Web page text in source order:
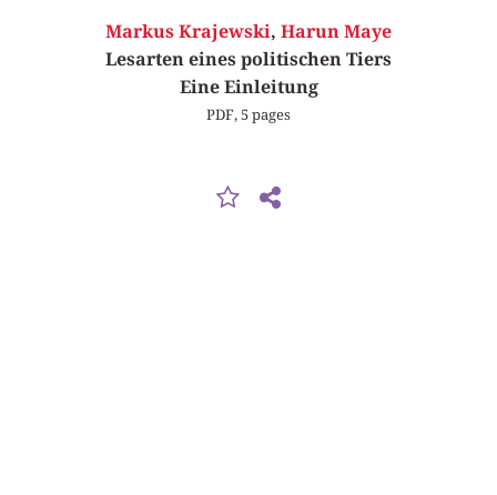
Markus Krajewski, Harun Maye
Lesarten eines politischen Tiers
Eine Einleitung
PDF, 5 pages